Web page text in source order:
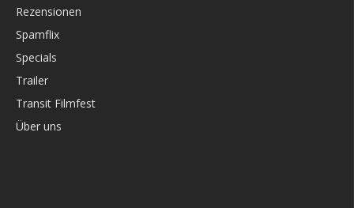
Rezensionen
Spamflix
Specials
Trailer
Transit Filmfest
Über uns